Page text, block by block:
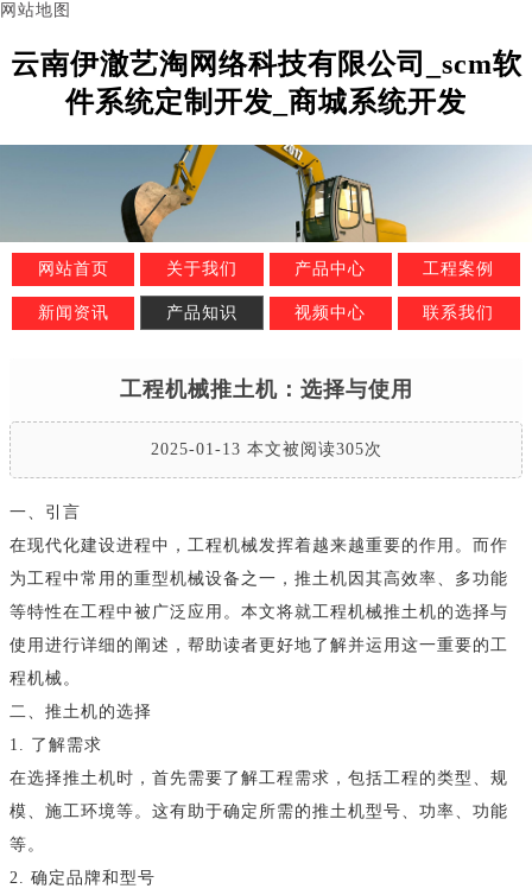
网站地图
云南伊澈艺淘网络科技有限公司_scm软
件系统定制开发_商城系统开发
网站首页 关于我们 产品中心 工程案例
新闻资讯 产品知识 视频中心 联系我们
工程机械推土机：选择与使用
2025-01-13 本文被阅读305次
一、引言
在现代化建设进程中，工程机械发挥着越来越重要的作用。而作
为工程中常用的重型机械设备之一，推土机因其高效率、多功能
等特性在工程中被广泛应用。本文将就工程机械推土机的选择与
使用进行详细的阐述，帮助读者更好地了解并运用这一重要的工
程机械。
二、推土机的选择
1. 了解需求
在选择推土机时，首先需要了解工程需求，包括工程的类型、规
模、施工环境等。这有助于确定所需的推土机型号、功率、功能
等。
2. 确定品牌和型号